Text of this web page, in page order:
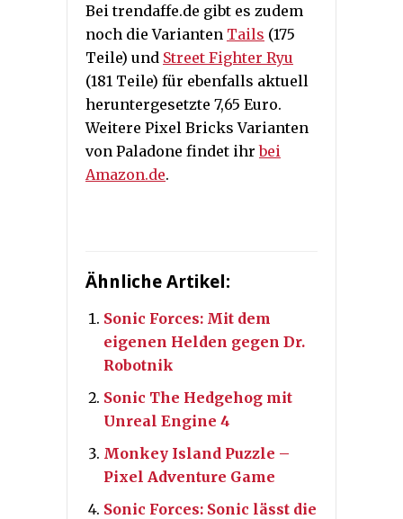
Bei trendaffe.de gibt es zudem
noch die Varianten Tails (175
Teile) und Street Fighter Ryu
(181 Teile) für ebenfalls aktuell
heruntergesetzte 7,65 Euro.
Weitere Pixel Bricks Varianten
von Paladone findet ihrbei
Amazon.de.
Ähnliche Artikel:
Sonic Forces: Mit dem
eigenen Helden gegen Dr.
Robotnik
Sonic The Hedgehog mit
Unreal Engine 4
Monkey Island Puzzle –
Pixel Adventure Game
Sonic Forces: Sonic lässt die